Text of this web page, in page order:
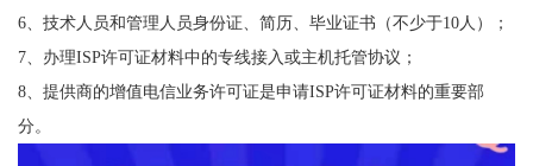
6、技术人员和管理人员身份证、简历、毕业证书（不少于10人）；
7、办理ISP许可证材料中的专线接入或主机托管协议；
8、提供商的增值电信业务许可证是申请ISP许可证材料的重要部
分。